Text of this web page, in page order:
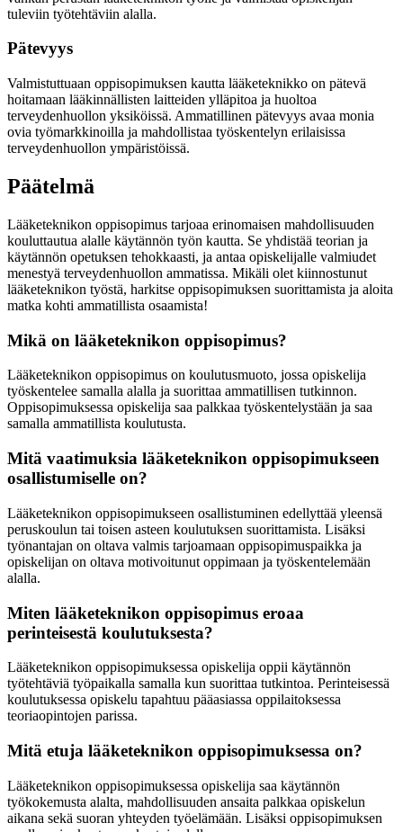
tuleviin työtehtäviin alalla.
Pätevyys
Valmistuttuaan oppisopimuksen kautta lääketeknikko on pätevä
hoitamaan lääkinnällisten laitteiden ylläpitoa ja huoltoa
terveydenhuollon yksiköissä. Ammatillinen pätevyys avaa monia
ovia työmarkkinoilla ja mahdollistaa työskentelyn erilaisissa
terveydenhuollon ympäristöissä.
Päätelmä
Lääketeknikon oppisopimus tarjoaa erinomaisen mahdollisuuden
kouluttautua alalle käytännön työn kautta. Se yhdistää teorian ja
käytännön opetuksen tehokkaasti, ja antaa opiskelijalle valmiudet
menestyä terveydenhuollon ammatissa. Mikäli olet kiinnostunut
lääketeknikon työstä, harkitse oppisopimuksen suorittamista ja aloita
matka kohti ammatillista osaamista!
Mikä on lääketeknikon oppisopimus?
Lääketeknikon oppisopimus on koulutusmuoto, jossa opiskelija
työskentelee samalla alalla ja suorittaa ammatillisen tutkinnon.
Oppisopimuksessa opiskelija saa palkkaa työskentelystään ja saa
samalla ammatillista koulutusta.
Mitä vaatimuksia lääketeknikon oppisopimukseen
osallistumiselle on?
Lääketeknikon oppisopimukseen osallistuminen edellyttää yleensä
peruskoulun tai toisen asteen koulutuksen suorittamista. Lisäksi
työnantajan on oltava valmis tarjoamaan oppisopimuspaikka ja
opiskelijan on oltava motivoitunut oppimaan ja työskentelemään
alalla.
Miten lääketeknikon oppisopimus eroaa
perinteisestä koulutuksesta?
Lääketeknikon oppisopimuksessa opiskelija oppii käytännön
työtehtäviä työpaikalla samalla kun suorittaa tutkintoa. Perinteisessä
koulutuksessa opiskelu tapahtuu pääasiassa oppilaitoksessa
teoriaopintojen parissa.
Mitä etuja lääketeknikon oppisopimuksessa on?
Lääketeknikon oppisopimuksessa opiskelija saa käytännön
työkokemusta alalta, mahdollisuuden ansaita palkkaa opiskelun
aikana sekä suoran yhteyden työelämään. Lisäksi oppisopimuksen